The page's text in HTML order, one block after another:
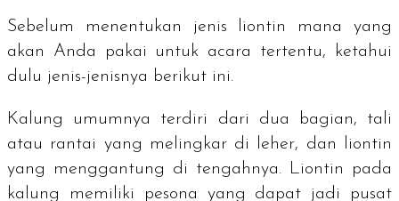
Sebelum menentukan jenis liontin mana yang
akan Anda pakai untuk acara tertentu, ketahui
dulu jenis-jenisnya berikut ini.
Kalung umumnya terdiri dari dua bagian, tali
atau rantai yang melingkar di leher, dan liontin
yang menggantung di tengahnya. Liontin pada
kalung memiliki pesona yang dapat jadi pusat